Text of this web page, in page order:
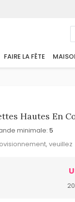
FAIRE LA FÊTE
Hautes En
minimale: 5
veuillez